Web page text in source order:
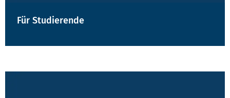
Für Studierende